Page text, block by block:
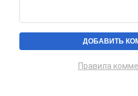
Правила